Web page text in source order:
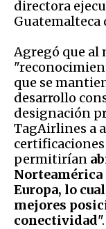
directora
Guatemalteca
Agregó que al
que se
desarrollo
designación
TagAirlines a
permitirían
Norteamérica
Europa, lo
mejores
conectividad".